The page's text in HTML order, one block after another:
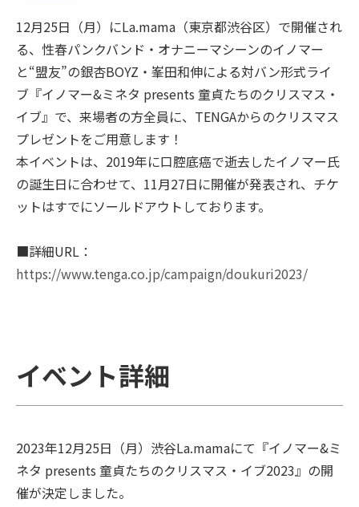
12月25日（月）にLa.mama（東京都渋谷区）で開催され
る、性春パンクバンド・オナニーマシーンのイノマー
と“盟友”の銀杏BOYZ・峯田和伸による対バン形式ライ
ブ『イノマー&ミネタ presents 童貞たちのクリスマス・
イブ』で、来場者の方全員に、TENGAからのクリスマス
プレゼントをご用意します！
本イベントは、2019年に口腔底癌で逝去したイノマー氏
の誕生日に合わせて、11月27日に開催が発表され、チケ
ットはすでにソールドアウトしております。
■詳細URL：
https://www.tenga.co.jp/campaign/doukuri2023/
イベント詳細
2023年12月25日（月）渋谷La.mamaにて『イノマー&ミ
ネタ presents 童貞たちのクリスマス・イブ2023』の開
催が決定しました。